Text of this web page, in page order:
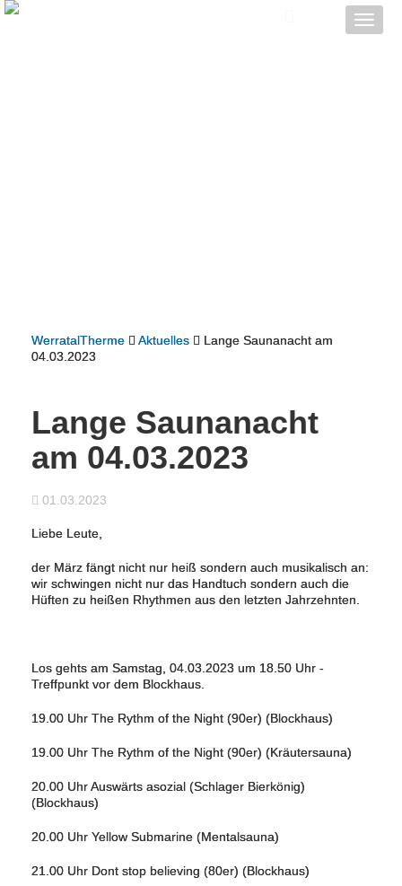
Toggle
WerratalTherme Aktuelles
Lange Saunanacht am
04.03.2023
Lange Saunanacht
am 04.03.2023
01.03.2023
Liebe Leute,
der März fängt nicht nur heiß sondern auch musikalisch an:
wir schwingen nicht nur das Handtuch sondern auch die
Hüften zu heißen Rhythmen aus den letzten Jahrzehnten.
Los gehts am Samstag, 04.03.2023 um 18.50 Uhr -
Treffpunkt vor dem Blockhaus.
19.00 Uhr The Rythm of the Night (90er) (Blockhaus)
19.00 Uhr The Rythm of the Night (90er) (Kräutersauna)
20.00 Uhr Auswärts asozial (Schlager Bierkönig)
(Blockhaus)
20.00 Uhr Yellow Submarine (Mentalsauna)
21.00 Uhr Dont stop believing (80er) (Blockhaus)